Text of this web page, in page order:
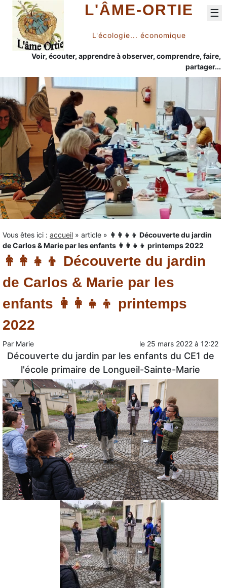
L'ÂME-ORTIE
L'écologie... économique
Voir, écouter, apprendre à observer, comprendre, faire,
partager...
☰
Vous êtes ici : accueil » article » 👩‍👩‍👧‍👦 Découverte du jardin
de Carlos & Marie par les enfants 👩‍👩‍👧‍👦 printemps 2022
👩‍👩‍👧‍👦 Découverte du jardin
de Carlos & Marie par les
enfants 👩‍👩‍👧‍👦 printemps
2022
Par Marie le 25 mars 2022 à 12:22
Découverte du jardin par les enfants du CE1 de
l'école primaire de Longueil-Sainte-Marie